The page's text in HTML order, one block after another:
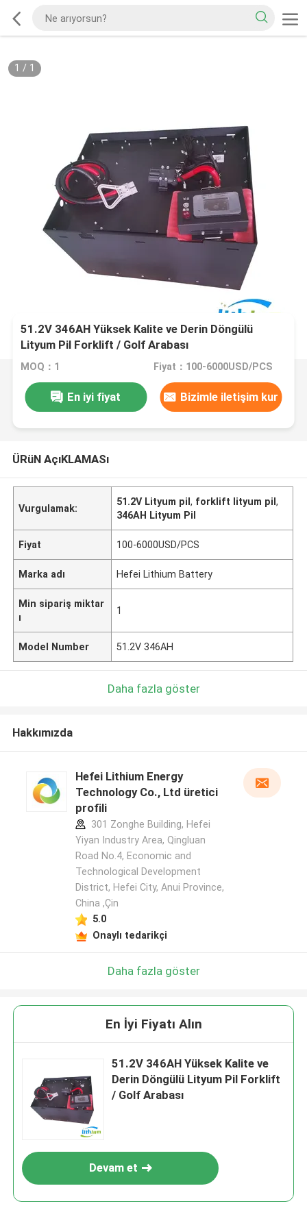
1 / 1
51.2V 346AH Yüksek Kalite ve Derin Döngülü
Lityum Pil Forklift / Golf Arabası
MOQ：1 Fiyat：100-6000USD/PCS
En iyi fiyat Bizimle iletişim kur
ÜRüN AçıKLAMASı
Vurgulamak:
51.2V Lityum pil, forklift lityum pil,
346AH Lityum Pil
Fiyat 100-6000USD/PCS
Marka adı Hefei Lithium Battery
Min sipariş miktar
ı
1
Model Number 51.2V 346AH
Daha fazla göster
Hakkımızda
Hefei Lithium Energy
Technology Co., Ltd üretici
profili
301 Zonghe Building, Hefei
Yiyan Industry Area, Qingluan
Road No.4, Economic and
Technological Development
District, Hefei City, Anui Province,
China ,Çin
5.0
Onaylı tedarikçi
Daha fazla göster
En İyi Fiyatı Alın
51.2V 346AH Yüksek Kalite ve
Derin Döngülü Lityum Pil Forklift
/ Golf Arabası
Devam et